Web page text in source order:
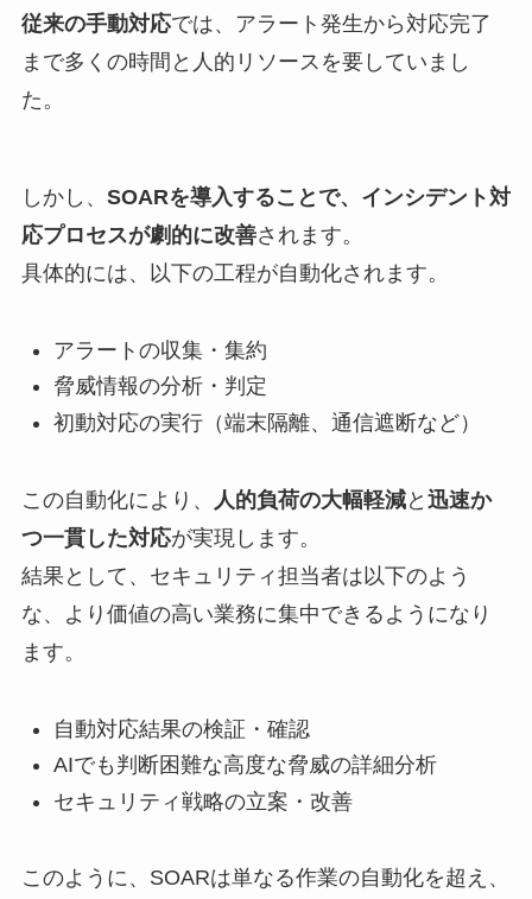
従来の手動対応では、アラート発生から対応完了
まで多くの時間と人的リソースを要していまし
た。
しかし、 SOARを導入することで、インシデント対
応プロセスが劇的に改善されます。
具体的には、以下の工程が自動化されます。
アラートの収集・集約
脅威情報の分析・判定
初動対応の実行（端末隔離、通信遮断など）
この自動化により、 人的負荷の大幅軽減と 迅速か
つ一貫した対応が実現します。
結果として、セキュリティ担当者は以下のよう
な、より価値の高い業務に集中できるようになり
ます。
自動対応結果の検証・確認
AIでも判断困難な高度な脅威の詳細分析
セキュリティ戦略の立案・改善
このように、SOARは単なる作業の自動化を超え、